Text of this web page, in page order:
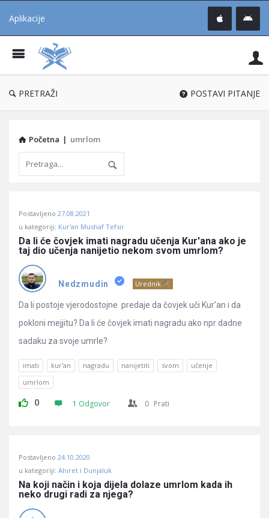
Aplikacije
®
PRETRAŽI POSTAVI PITANJE
Početna | umrlom
Učene
Latest
Pitanja
Postavljeno 27.08.2021
u kategoriji: Kur'an Mushaf Tefsir
Da li će čovjek imati nagradu učenja Kur'ana ako je
taj dio učenja nanijetio nekom svom umrlom?
Nedzmudin Urednik
Da li postoje vjerodostojne predaje da čovjek uči Kur'an i da
pokloni mejjitu? Da li će čovjek imati nagradu ako npr dadne
sadaku za svoje umrle?
imati kur'an nagradu nanijetiti svom
učenje
umrlom
0 1 Odgovor 0 Prati
Postavljeno 24.10.2020
u kategoriji: Ahiret i Dunjaluk
Na koji način i koja dijela dolaze umrlom kada ih
neko drugi radi za njega?